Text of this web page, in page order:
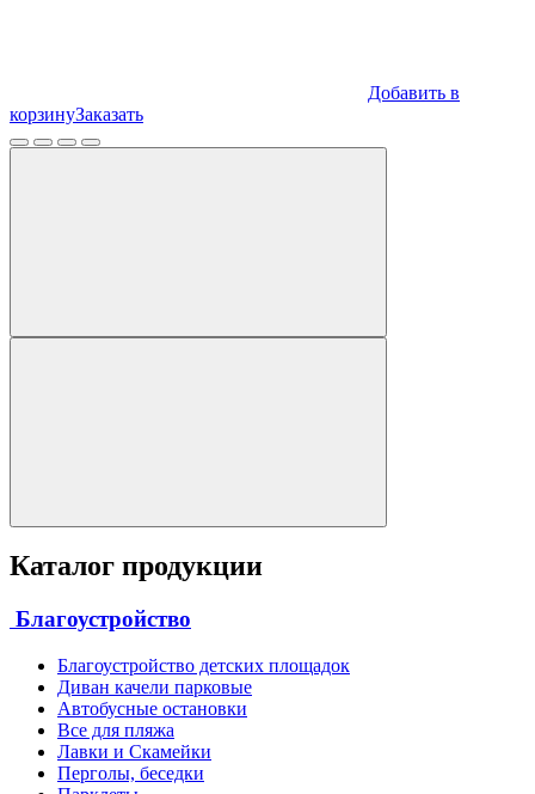
Добавить в
корзинуЗаказать
Каталог продукции
Благоустройство
Благоустройство детских площадок
Диван качели парковые
Автобусные остановки
Все для пляжа
Лавки и Скамейки
Перголы, беседки